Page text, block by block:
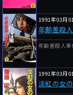
1991年03月
年齢差殺
年齢差殺人
1991年03月
淡紅の女